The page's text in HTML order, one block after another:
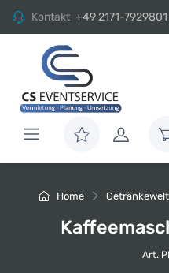
Kontakt +49 2171-7929801
Home Getränkewelt
Art.